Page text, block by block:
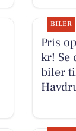
BILER
Pris
kr! Se
biler